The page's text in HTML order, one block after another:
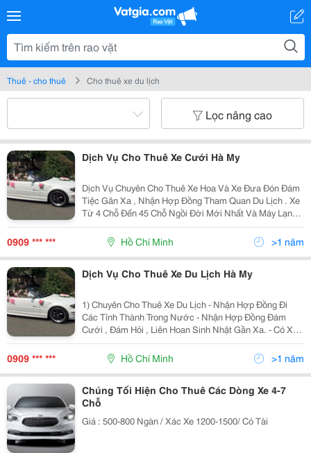
Thuê - cho thuê Cho thuê xe du lịch
Lọc nâng cao
Dịch Vụ Cho Thuê Xe Cưới Hà My
Dịch Vụ Chuyên Cho Thuê Xe Hoa Và Xe Đưa Đón Đám
Tiệc Gân Xa , Nhận Hợp Đồng Tham Quan Du Lịch . Xe
Từ 4 Chỗ Đến 45 Chỗ Ngồi Đời Mới Nhất Và Máy Lạnh .
Vv..... Đê Biết Thêm Nhiều Hình Thức Khác Xin Vui
Lòng Tell : 0909173458 Gặp A Đức Hoặc 0909682458
0909 *** *** Hồ Chí Minh >1 năm
Dịch Vụ Cho Thuê Xe Du Lịch Hà My
1) Chuyên Cho Thuê Xe Du Lịch - Nhận Hợp Đồng Đi
Các Tỉnh Thành Trong Nước - Nhận Hợp Đồng Đám
Cưới , Đám Hỏi , Liên Hoan Sinh Nhật Gần Xa. - Có Xe
Hoa Đời Mới - Nhận Đưa Đón Sân Bay - Hợp Đồng Công
Ty Dài Hạn Va Ngắn Hạn - Tài Xế Nhiệt Tình Vui Vẻ ,
0909 *** *** Hồ Chí Minh >1 năm
Chúng Tối Hiện Cho Thuê Các Dòng Xe 4-7
Chỗ
Giá : 500-800 Ngàn / Xác Xe 1200-1500/ Có Tài